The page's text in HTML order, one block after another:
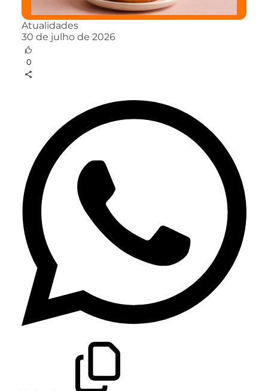
Atualidades
30 de julho de 2026
0